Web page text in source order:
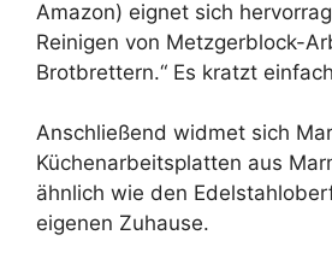
Amazon) eignet sich
Reinigen von Metzgerblock-
Brotbrettern.“ Es kratzt
Anschließend widmet sich
Küchenarbeitsplatten aus
ähnlich wie den
eigenen Zuhause.